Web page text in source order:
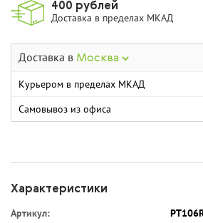
400 рублей
Доставка в пределах МКАД
Доставка в Москва
Курьером в пределах МКАД
Самовывоз из офиса
Характеристики
Артикул: